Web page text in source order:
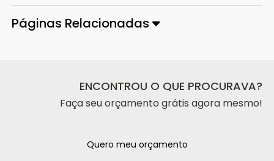
Páginas Relacionadas
ENCONTROU O QUE PROCURAVA?
Faça seu orçamento grátis agora mesmo!
Quero meu orçamento